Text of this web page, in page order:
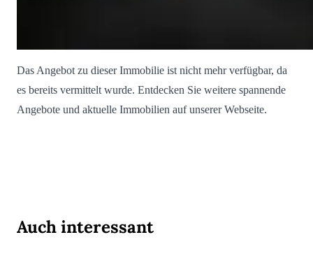
Das Angebot zu dieser Immobilie ist nicht mehr verfügbar, da
es bereits vermittelt wurde. Entdecken Sie weitere spannende
Angebote und aktuelle Immobilien auf unserer Webseite.
Auch interessant